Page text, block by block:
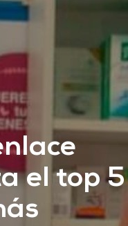
el top 5